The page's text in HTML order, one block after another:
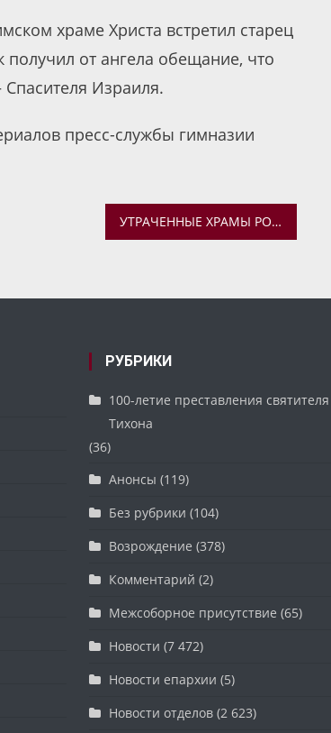
храме Христа встретил старец
от ангела обещание, что
Израиля.
пресс-службы гимназии
УТРАЧЕННЫЕ ХРАМЫ РОСТОВА ВЕЛИКОГО
РУБРИКИ
100-летие преставления святителя
Тихона
(36)
Анонсы (119)
Без рубрики (104)
Возрождение (378)
Комментарий (2)
Межсоборное присутствие (65)
Новости (7 472)
Новости епархии (5)
Новости отделов(2 623)